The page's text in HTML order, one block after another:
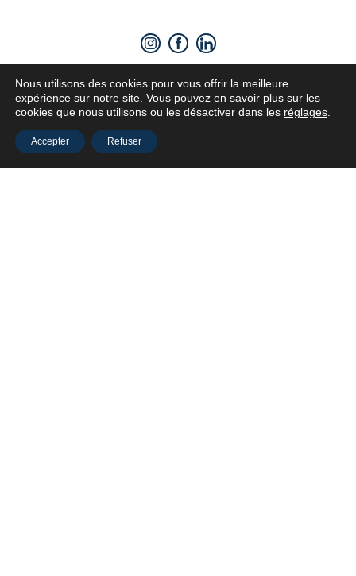
Partenaires
Nous utilisons des cookies pour vous offrir la meilleure
expérience sur notre site. Vous pouvez en savoir plus sur les
cookies que nous utilisons ou les désactiver dans les réglages
Accepter Refuser